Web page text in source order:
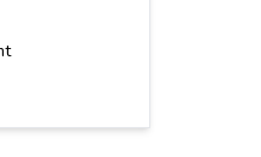
Wir